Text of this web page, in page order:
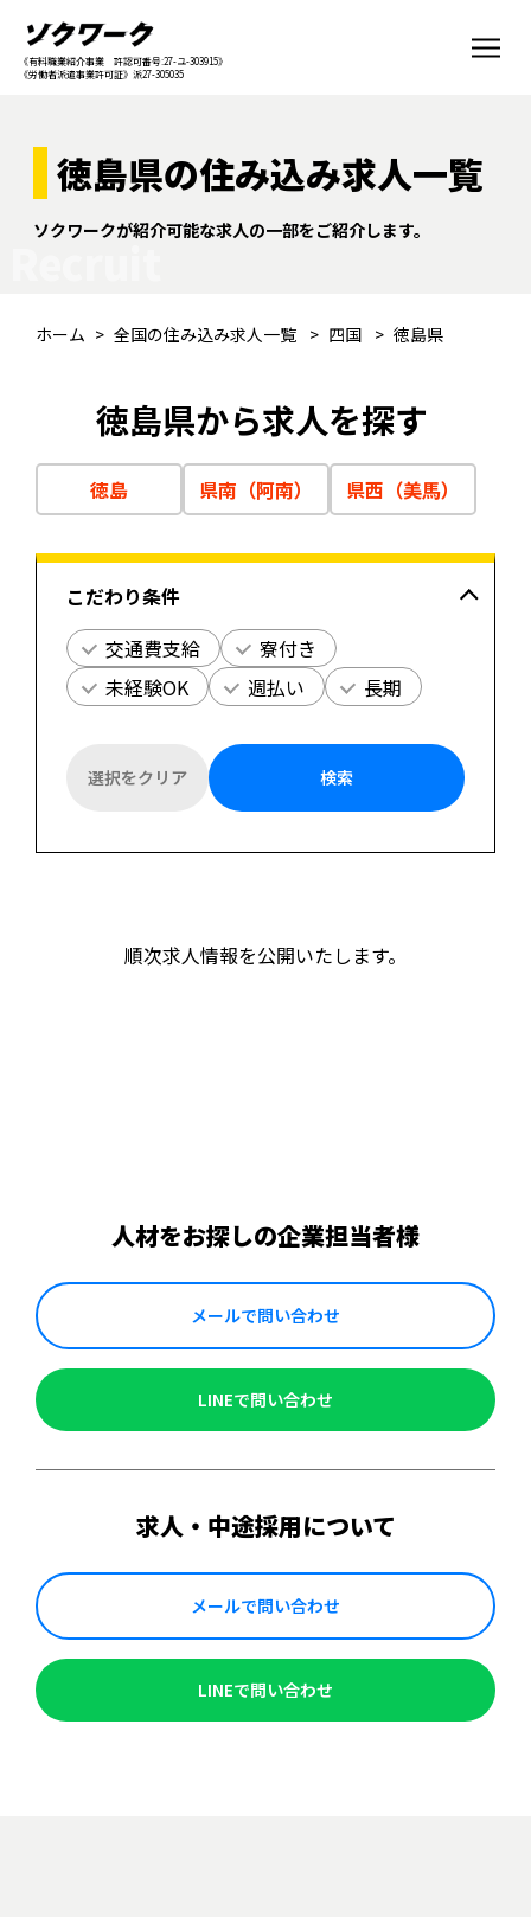
《有料職業紹介事業 許認可番号:27-ユ-303915》
《労働者派遣事業許可証》派27-305035
徳島県の住み込み求人一覧
ソクワークが紹介可能な求人の一部をご紹介します。
ホーム 全国の住み込み求人一覧 四国 徳島県
徳島県から求人を探す
徳島 県南（阿南） 県西（美馬）
こだわり条件
交通費支給
寮付き
未経験OK
週払い 長期
選択をクリア 検索
順次求人情報を公開いたします。
人材をお探しの企業担当者様
メールで問い合わせ
LINEで問い合わせ
求人・中途採用について
メールで問い合わせ
LINEで問い合わせ